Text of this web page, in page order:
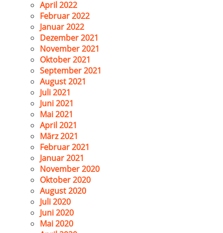
April 2022
Februar 2022
Januar 2022
Dezember 2021
November 2021
Oktober 2021
September 2021
August 2021
Juli 2021
Juni 2021
Mai 2021
April 2021
März 2021
Februar 2021
Januar 2021
November 2020
Oktober 2020
August 2020
Juli 2020
Juni 2020
Mai 2020